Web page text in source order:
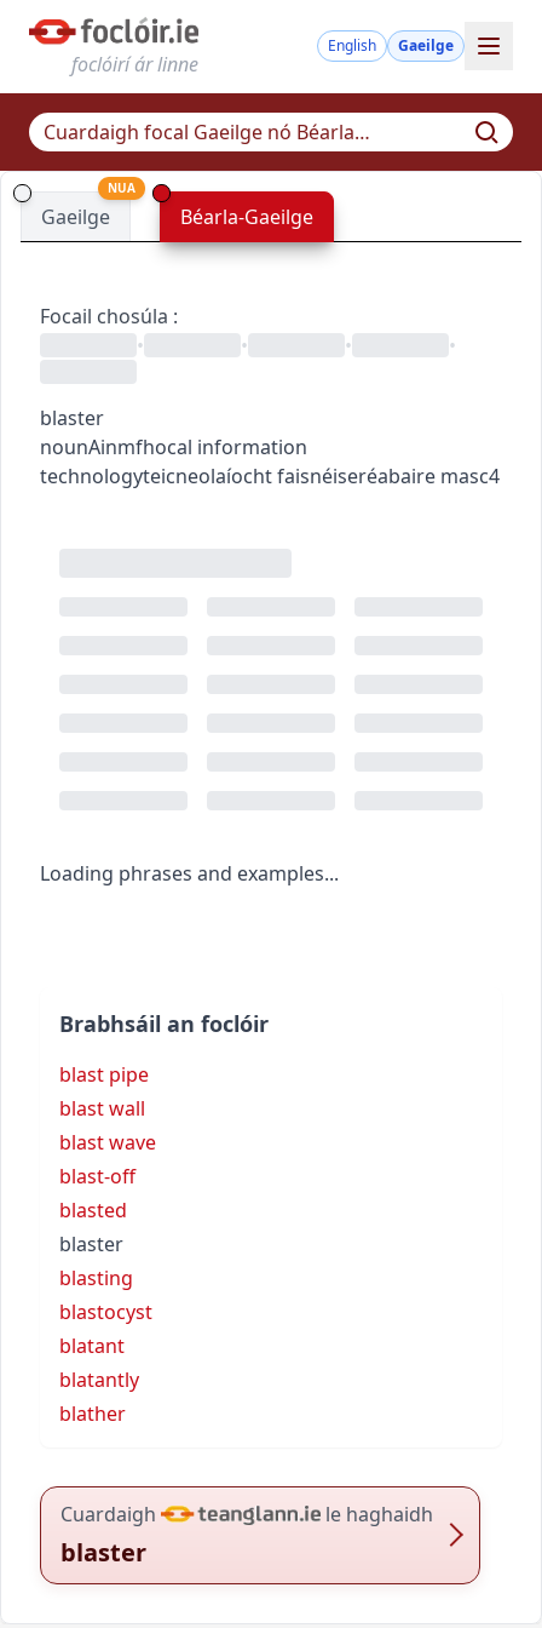
foclóirí ár linne
English Gaeilge
Gaeilge
NUA
Béarla-Gaeilge
Focail chosúla :
•
• • •
blaster
nounAinmfhocal information
technologyteicneolaíocht faisnéiseréabaire masc4
Loading phrases and examples...
Brabhsáil an foclóir
blast pipe
blast wall
blast wave
blast-off
blasted
blaster
blasting
blastocyst
blatant
blatantly
blather
Cuardaigh le haghaidh
blaster